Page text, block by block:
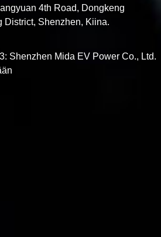
4th Road, Dongkeng
District, Shenzhen, Kiina.
Shenzhen Mida EV Power Co., Ltd.